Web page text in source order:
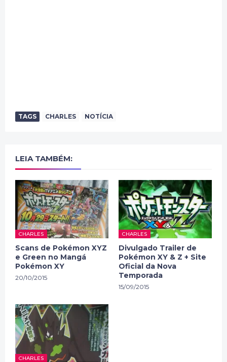
TAGS CHARLES NOTÍCIA
LEIA TAMBÉM:
CHARLES
Scans de Pokémon XYZ
e Green no Mangá
Pokémon XY
20/10/2015
CHARLES
Divulgado Trailer de
Pokémon XY & Z + Site
Oficial da Nova
Temporada
15/09/2015
CHARLES